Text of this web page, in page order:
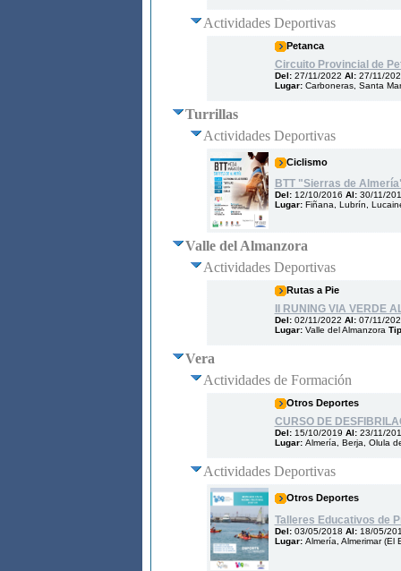
Actividades Deportivas
Petanca
Circuito Provincial de
Del: 27/11/2022 Al: 27/11/
Lugar: Carboneras, Santa
Turrillas
Actividades Deportivas
Ciclismo
BTT "Sierras de
Del: 12/10/2016 Al: 30/11/
Lugar: Fiñana, Lubrín,
Valle del Almanzora
Actividades Deportivas
Rutas a Pie
II RUNING VIA VERDE
Del: 02/11/2022 Al: 07/11/
Lugar: Valle del Almanzora
Vera
Actividades de Formación
Otros Deportes
CURSO DE
Del: 15/10/2019 Al: 23/11/
Lugar: Almería, Berja, Olula
Actividades Deportivas
Otros Deportes
Talleres Educativos de
Del: 03/05/2018 Al: 18/05/
Lugar: Almería, Almerimar (El